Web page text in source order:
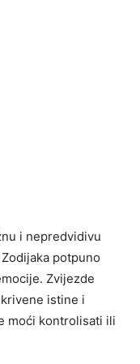
i nepredvidivu
potpuno
Zvijezde
istine i
moći kontrolisati ili